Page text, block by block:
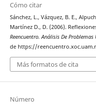
Cómo citar
Sánchez, L., Vázquez, B. E.,
Martínez D., D. (2006).
Reencuentro. Análisis De
de https://
Más formatos de cita
Número